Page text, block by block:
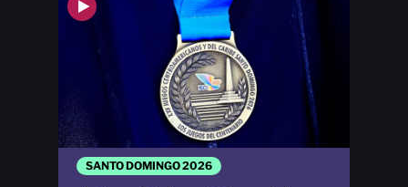
SANTO DOMINGO 2026